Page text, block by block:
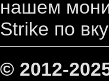
нашем
Strike по
© 2012-